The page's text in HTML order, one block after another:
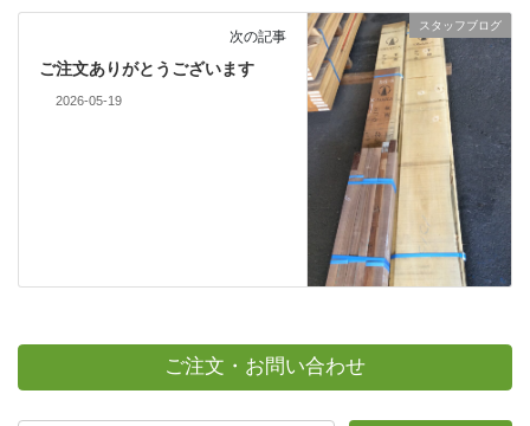
スタッフブログ
次の記事
ご注文ありがとうございます
2026-05-19
ご注文・お問い合わせ